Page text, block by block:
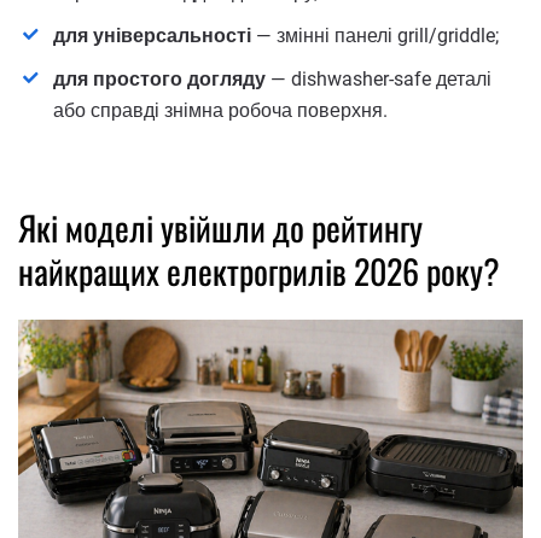
для універсальності — змінні панелі grill/griddle;
для простого догляду — dishwasher-safe деталі
або справді знімна робоча поверхня.
Які моделі увійшли до рейтингу
найкращих електрогрилів 2026 року?